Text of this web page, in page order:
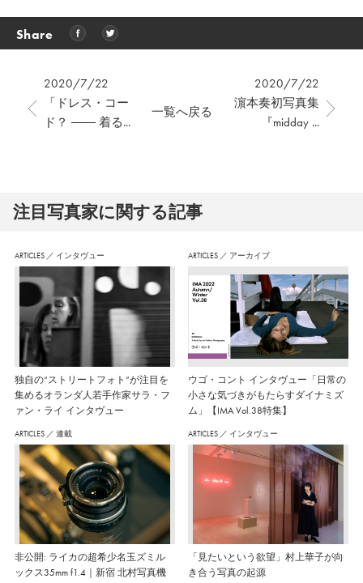
Share
2020/7/22
「ドレス・コー
ド？ ―― 着る...
2020/7/22
濵本奏初写真集
『midday ...
一覧へ戻る
注⽬写真家に関する記事
ARTICLES ／ インタヴュー
独自の“ストリートフォト”が注目を
集めるオランダ人若手作家サラ・フ
ァン・ライ インタヴュー
ARTICLES ／ アーカイブ
ウゴ・コント インタヴュー「日常の
小さな気づきがもたらすダイナミズ
ム」【IMA Vol.38特集】
ARTICLES ／ 連載
非公開: ライカの超希少名玉ズミル
ックス35mm f1.4｜新宿 北村写真機
ARTICLES ／ インタヴュー
「見たいという欲望」村上華子が向
き合う写真の起源